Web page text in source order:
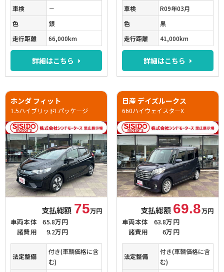
車検
－
色
銀
走行距離
66,000km
詳細はこちら
車検
R09年03月
色
黒
走行距離
41,000km
詳細はこちら
ホンダ フィット
1.5ハイブリッドLパッケージ
支払総額 75万円
車両本体
65.8万円
諸費用
9.2万円
法定整備
付き(車輌価格に含
む)
日産 デイズルークス
660ハイウェイスターX
支払総額 69.8万円
車両本体
63.8万円
諸費用
6万円
法定整備
付き(車輌価格に含
む)